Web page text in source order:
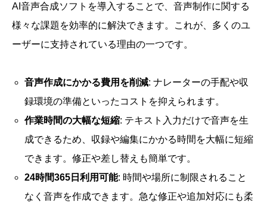
AI音声合成ソフトを導入することで、音声制作に関する
様々な課題を効率的に解決できます。これが、多くのユ
ーザーに支持されている理由の一つです。
音声作成にかかる費用を削減: ナレーターの手配や収
録環境の準備といったコストを抑えられます。
作業時間の大幅な短縮: テキスト入力だけで音声を生
成できるため、収録や編集にかかる時間を大幅に短縮
できます。修正や差し替えも簡単です。
24時間365日利用可能: 時間や場所に制限されること
なく音声を作成できます。急な修正や追加対応にも柔